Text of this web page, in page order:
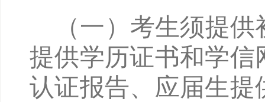
（一）考生须提
提供学历证书和学
认证报告、应届生